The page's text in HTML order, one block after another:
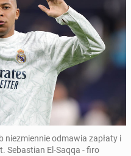
niezmiennie odmawia zapłaty i
Sebastian El-Saqqa - firo